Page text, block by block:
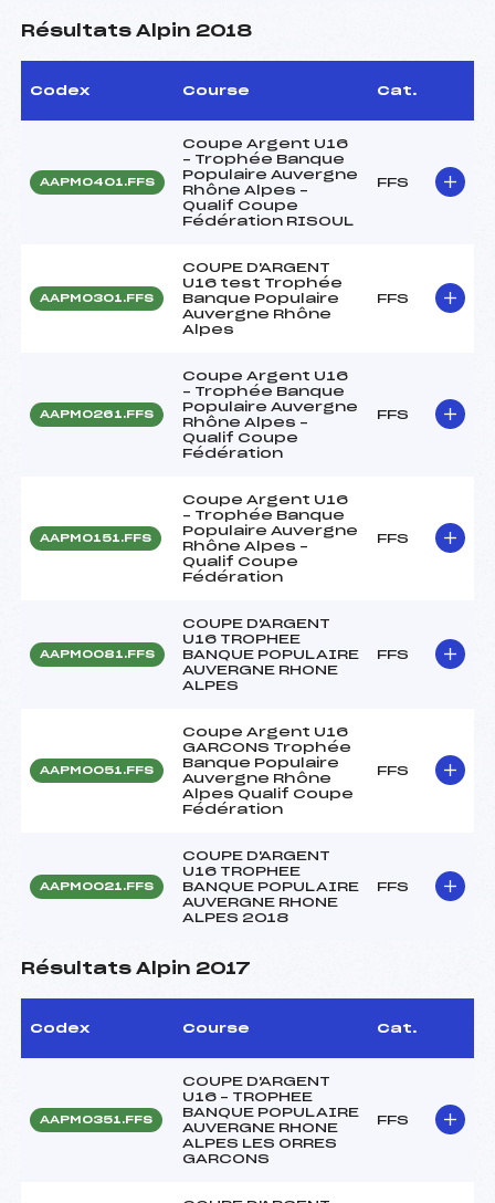
Résultats Alpin 2018
Codex Course Cat.
AAPM0401.FFS
Coupe Argent U16
– Trophée Banque
Populaire Auvergne
Rhône Alpes –
Qualif Coupe
Fédération RISOUL
FFS
AAPM0301.FFS
COUPE D'ARGENT
U16 test Trophée
Banque Populaire
Auvergne Rhône
Alpes
FFS
AAPM0261.FFS
Coupe Argent U16
– Trophée Banque
Populaire Auvergne
Rhône Alpes –
Qualif Coupe
Fédération
FFS
AAPM0151.FFS
Coupe Argent U16
– Trophée Banque
Populaire Auvergne
Rhône Alpes –
Qualif Coupe
Fédération
FFS
AAPM0081.FFS
COUPE D'ARGENT
U16 TROPHEE
BANQUE POPULAIRE
AUVERGNE RHONE
ALPES
FFS
AAPM0051.FFS
Coupe Argent U16
GARCONS Trophée
Banque Populaire
Auvergne Rhône
Alpes Qualif Coupe
Fédération
FFS
AAPM0021.FFS
COUPE D'ARGENT
U16 TROPHEE
BANQUE POPULAIRE
AUVERGNE RHONE
ALPES 2018
FFS
Résultats Alpin 2017
Codex Course Cat.
AAPM0351.FFS
COUPE D'ARGENT
U16 – TROPHEE
BANQUE POPULAIRE
AUVERGNE RHONE
ALPES LES ORRES
GARCONS
FFS